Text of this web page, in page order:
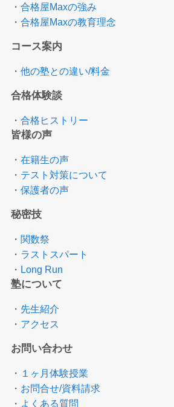
・ 合格屋Maxの強み
・ 合格屋Maxの教育理念
コース案内
・ 他の塾との違い/料金
合格体験談
・ 合格ヒストリー
皆様の声
・ 在籍生の声
・ テスト対策について
・ 保護者の声
秘密技
・ 関数祭
・ ラストスパート
・ Long Run
塾について
・ 先生紹介
・ アクセス
お問い合わせ
・ １ヶ月体験授業
・ お問合せ/資料請求
・ よくある質問